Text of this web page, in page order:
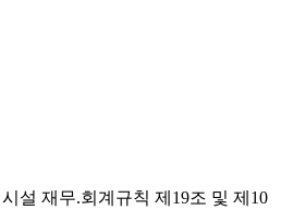
설 재무.회계규칙 제19조 및 제10